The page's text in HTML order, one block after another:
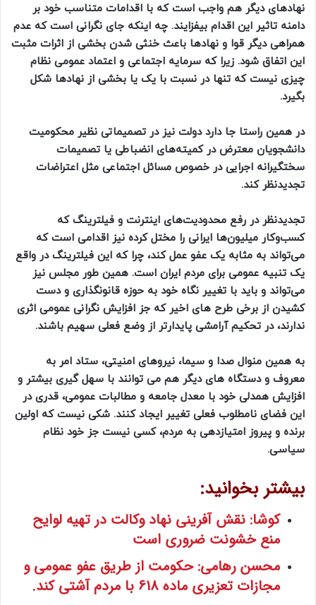
نهادهای دیگر هم واجب است که با اقدامات متناسب خود بر
دامنه تاثیر این اقدام بیفزایند. چه اینکه جای نگرانی است که عدم
همراهی دیگر قوا و نهادها باعث خنثی شدن بخشی از اثرات مثبت
این اتفاق شود. زیرا که سرمایه اجتماعی و اعتماد عمومی نظام
چیزی نیست که تنها در نسبت با یک یا بخشی از نهادها شکل
بگیرد.
در همین راستا جا دارد دولت نیز در تصمیماتی نظیر محکومیت
دانشجویان معترض در کمیته‌های انضباطی یا تصمیمات
سختگیرانه اجرایی در خصوص مسائل اجتماعی مثل اعتراضات
تجدیدنظر کند.
تجدیدنظر در رفع محدودیت‌های اینترنت و فیلترینگ که
کسب‌وکار میلیون‌ها ایرانی را مختل کرده نیز اقدامی است که
می‌تواند به مثابه یک عفو عمل کند، چرا که این فیلترینگ در واقع
یک تنبیه عمومی برای مردم ایران است. همین طور مجلس نیز
می‌تواند و باید با تغییر نگاه خود به حوزه قانونگذاری و دست
کشیدن از برخی طرح های اخیر که جز افزایش نگرانی عمومی اثری
ندارند، در تحکیم آرامشی پایدارتر از وضع فعلی سهیم باشند.
به همین منوال صدا و سیما، نیروهای امنیتی، ستاد امر به
معروف و دستگاه های دیگر هم می توانند با سهل گیری بیشتر و
افزایش همدلی خود با معدل جامعه و مطالبات عمومی، قدری در
این فضای نامطلوب فعلی تغییر ایجاد کنند. شکی نیست که اولین
برنده و پیروز امتیازدهی به مردم، کسی نیست جز خود نظام
سیاسی.
بیشتر بخوانید:
کوشا: نقش آفرینی نهاد وکالت در تهیه لوایح
منع خشونت ضروری است
محسن رهامی: حکومت از طریق عفو عمومی و
مجازات تعزیری ماده 618 با مردم آشتی کند.